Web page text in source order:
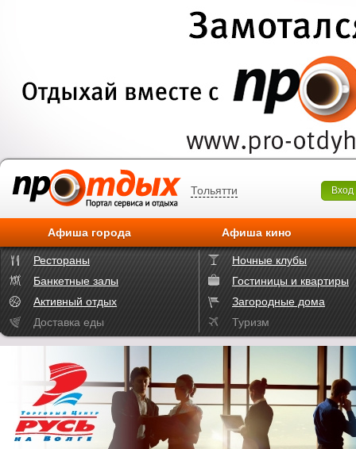
Тольятти Вход
Афиша города Афиша кино
Рестораны
Ночные клубы
Банкетные залы
Гостиницы и квартиры
Активный отдых
Загородные дома
Доставка еды
Туризм